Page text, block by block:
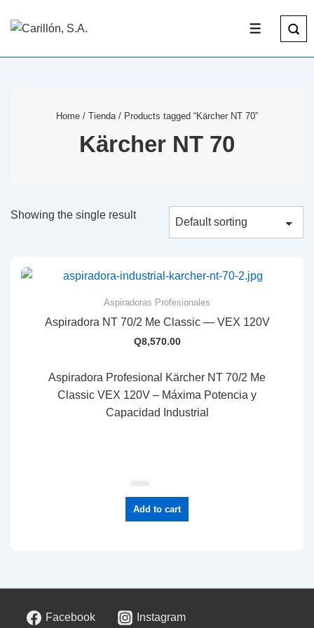
Home / Tienda/ Products tagged “Kärcher NT 70”
Kärcher NT 70
Showing the single result
Aspiradoras Profesionales
Aspiradora NT 70/2 Me Classic — VEX 120V
Q8,570.00
Aspiradora Profesional Kärcher NT 70/2 Me
Classic VEX 120V – Máxima Potencia y
Capacidad Industrial
R
a
t
e
f
Add to cart
Facebook Instagram